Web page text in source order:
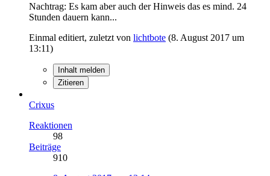
Nachtrag: Es kam aber auch der Hinweis das es mind. 24
Stunden dauern kann...
Einmal editiert, zuletzt von lichtbote (8. August 2017 um
13:11)
Inhalt melden
Zitieren
Crixus
Reaktionen
98
Beiträge
910